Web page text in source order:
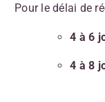
Pour le délai de
4 à 6
4 à 8